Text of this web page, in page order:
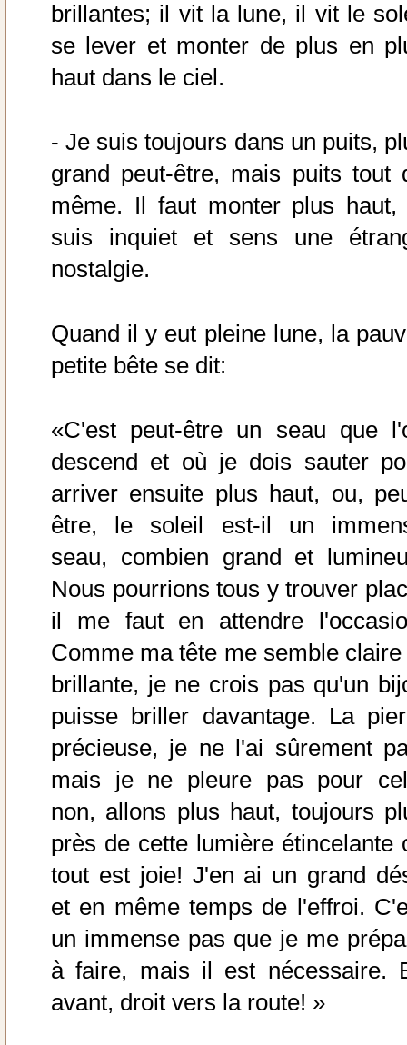
brillantes; il vit la lune, il vit le
se lever et monter de plus en
haut dans le ciel.
- Je suis toujours dans un puits,
grand peut-être, mais puits tout
même. Il faut monter plus haut,
suis inquiet et sens une
nostalgie.
Quand il y eut pleine lune, la
petite bête se dit:
«C'est peut-être un seau que
descend et où je dois sauter
arriver ensuite plus haut, ou,
être, le soleil est-il un
seau, combien grand et
Nous pourrions tous y trouver
il me faut en attendre
Comme ma tête me semble claire
brillante, je ne crois pas qu'un
puisse briller davantage. La
précieuse, je ne l'ai sûrement
mais je ne pleure pas pour
non, allons plus haut, toujours
près de cette lumière étincelante
tout est joie! J'en ai un grand
et en même temps de l'effroi.
un immense pas que je me
à faire, mais il est nécessaire.
avant, droit vers la route! »